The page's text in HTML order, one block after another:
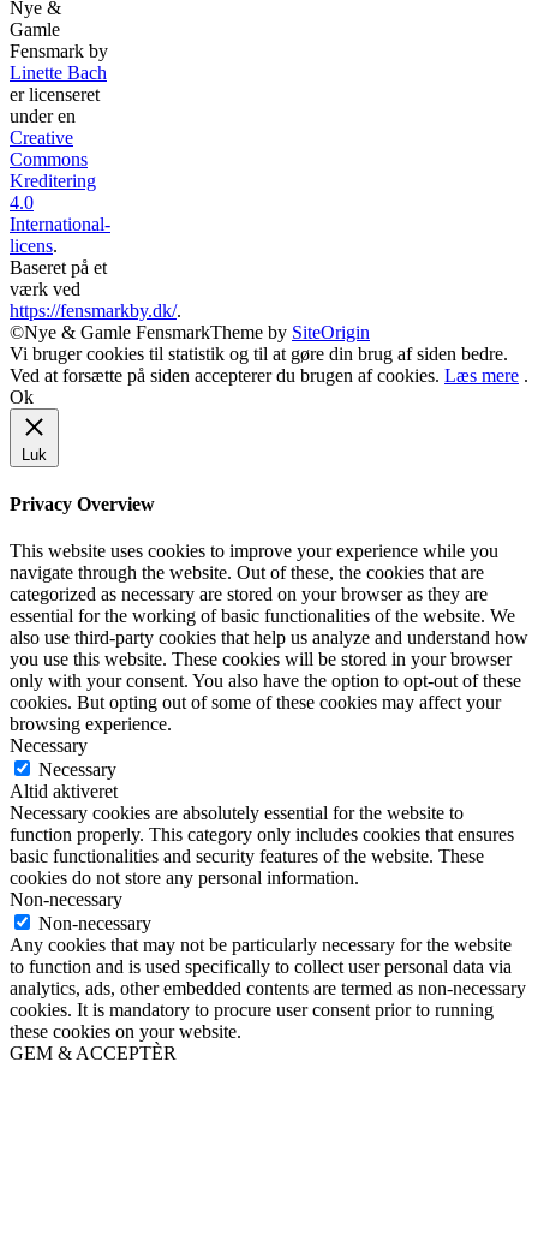
Nye &
Gamle
Fensmark by
Linette Bach
er licenseret
under en
Creative
Commons
Kreditering
4.0
International-
licens.
Baseret på et
værk ved
https://fensmarkby.dk/.
©Nye & Gamle FensmarkTheme by SiteOrigin
Vi bruger cookies til statistik og til at gøre din brug af siden bedre.
Ved at forsætte på siden accepterer du brugen af cookies. Læs mere .
Ok
Luk
Privacy Overview
This website uses cookies to improve your experience while you
navigate through the website. Out of these, the cookies that are
categorized as necessary are stored on your browser as they are
essential for the working of basic functionalities of the website. We
also use third-party cookies that help us analyze and understand how
you use this website. These cookies will be stored in your browser
only with your consent. You also have the option to opt-out of these
cookies. But opting out of some of these cookies may affect your
browsing experience.
Necessary
Necessary
Altid aktiveret
Necessary cookies are absolutely essential for the website to
function properly. This category only includes cookies that ensures
basic functionalities and security features of the website. These
cookies do not store any personal information.
Non-necessary
Non-necessary
Any cookies that may not be particularly necessary for the website
to function and is used specifically to collect user personal data via
analytics, ads, other embedded contents are termed as non-necessary
cookies. It is mandatory to procure user consent prior to running
these cookies on your website.
GEM & ACCEPTÈR